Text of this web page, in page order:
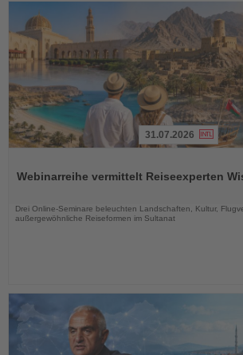
die
31.07.2026
Webinarreihe vermittelt Reiseexperten
Drei Online-Seminare beleuchten Landschaften, Kultur,
außergewöhnliche Reiseformen im Sultanat